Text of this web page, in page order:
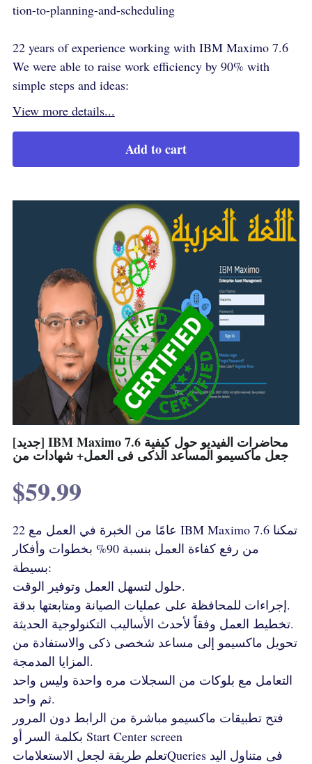
tion-to-planning-and-scheduling
22 years of experience working with IBM Maximo 7.6
We were able to raise work efficiency by 90% with
simple steps and ideas:
View more details...
Add to cart
[جديد] IBM Maximo 7.6 محاضرات الفيديو حول كيفية
جعل ماكسيمو المساعد الذكى فى العمل+ شهادات من
$59.99
22 عامًا من الخبرة في العمل مع IBM Maximo 7.6 تمكنا
من رفع كفاءة العمل بنسبة 90% بخطوات وأفكار
بسيطة:
حلول لتسهل العمل وتوفير الوقت.
إجراءات للمحافظة على عمليات الصيانة ومتابعتها بدقة.
تخطيط العمل وفقاً لأحدث الأساليب التكنولوجية الحديثة.
تحويل ماكسيمو إلى مساعد شخصى ذكى والاستفادة من
المزايا المدمجة.
التعامل مع بلوكات من السجلات مره واحدة وليس واحد
ثم واحد.
فتح تطبيقات ماكسيمو مباشرة من الرابط دون المرور
بكلمة السر أو Start Center screen
تعلم طريقة لجعل الاستعلاماتQueries فى متناول اليد